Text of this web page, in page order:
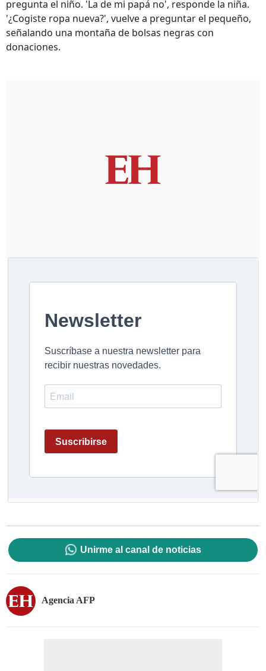
pregunta el niño. 'La de mi papá no', responde la niña.
'¿Cogiste ropa nueva?', vuelve a preguntar el pequeño,
señalando una montaña de bolsas negras con
donaciones.
Unirme al canal de noticias
Agencia AFP